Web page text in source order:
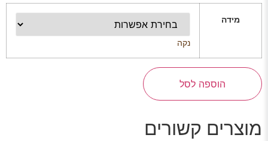
מידה
נקה
הוספה לסל
מוצרים קשורים